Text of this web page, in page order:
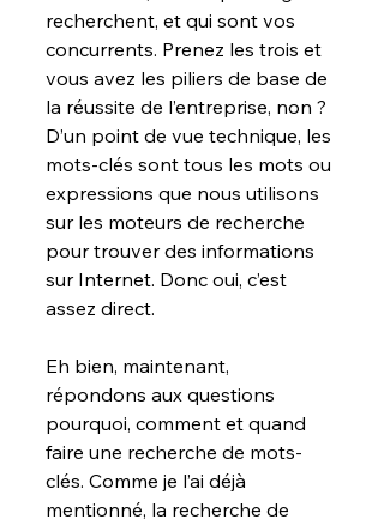
recherchent, et qui sont vos
concurrents. Prenez les trois et
vous avez les piliers de base de
la réussite de l’entreprise, non ?
D’un point de vue technique, les
mots-clés sont tous les mots ou
expressions que nous utilisons
sur les moteurs de recherche
pour trouver des informations
sur Internet. Donc oui, c’est
assez direct.
Eh bien, maintenant,
répondons aux questions
pourquoi, comment et quand
faire une recherche de mots-
clés. Comme je l’ai déjà
mentionné, la recherche de